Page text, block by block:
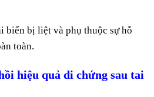
biến bị liệt và phụ thuộc sự hỗ
toàn.
hiệu quả di chứng sau tai